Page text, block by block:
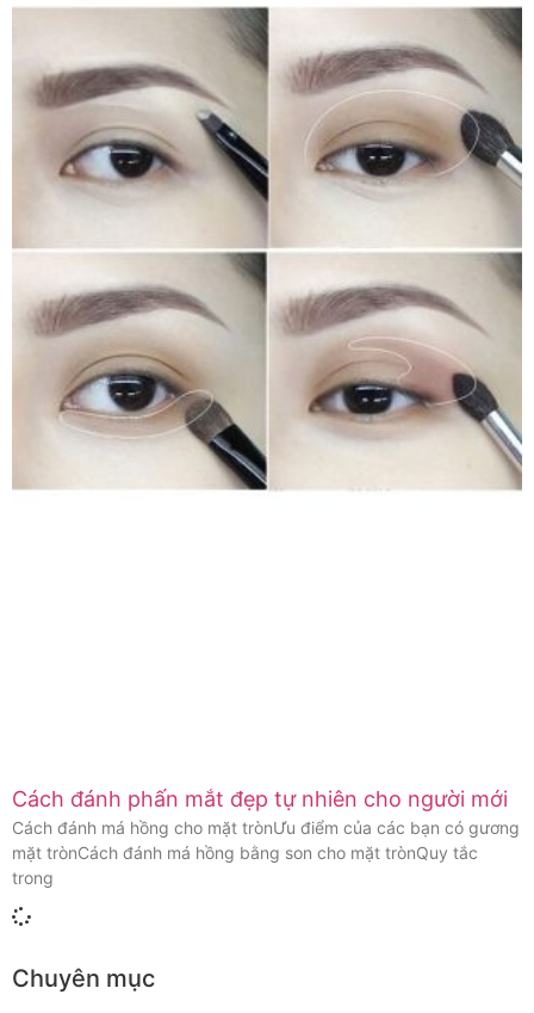
Cách đánh phấn mắt đẹp tự nhiên cho người mới
Cách đánh má hồng cho mặt trònƯu điểm của các bạn có gương
mặt trònCách đánh má hồng bằng son cho mặt trònQuy tắc
trong
Chuyên mục